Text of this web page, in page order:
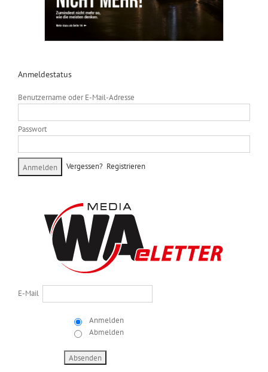
Anmeldestatus
Benutzername oder E-Mail-Adresse
Passwort
Vergessen? Registrieren
E-Mail
Anmelden
Abmelden